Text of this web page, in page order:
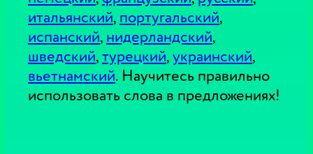
итальянский, португальский,
испанский, нидерландский,
шведский,турецкий,украинский,
вьетнамский. Научитесь правильно
использовать слова в предложениях!